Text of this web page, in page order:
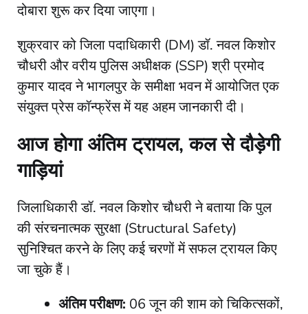
दोबारा शुरू कर दिया जाएगा।
​शुक्रवार को जिला पदाधिकारी (DM) डॉ. नवल किशोर
चौधरी और वरीय पुलिस अधीक्षक (SSP) श्री प्रमोद
कुमार यादव ने भागलपुर के समीक्षा भवन में आयोजित एक
संयुक्त प्रेस कॉन्फ्रेंस में यह अहम जानकारी दी।
आज होगा अंतिम ट्रायल, कल से दौड़ेगी
गाड़ियां
​जिलाधिकारी डॉ. नवल किशोर चौधरी ने बताया कि पुल
की संरचनात्मक सुरक्षा (Structural Safety)
सुनिश्चित करने के लिए कई चरणों में सफल ट्रायल किए
जा चुके हैं।
अंतिम परीक्षण: 06 जून की शाम को चिकित्सकों,